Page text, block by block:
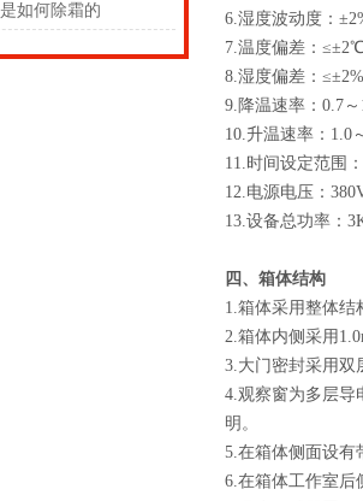
如何除霜的
6.湿度波动度：
7.温度偏差：≤±2℃
8.湿度偏差：≤±2%
9.降温速率：0.7
10.升温速率：1.0
11.时间设定范围
12.电源电压：
13.设备总功率：
四、箱体结构
1.箱体采用整体结
2.箱体内侧采用
3.大门密封采用双
4.观察窗为多层导
明。
5.在箱体侧面设有
6.在箱体工作室后